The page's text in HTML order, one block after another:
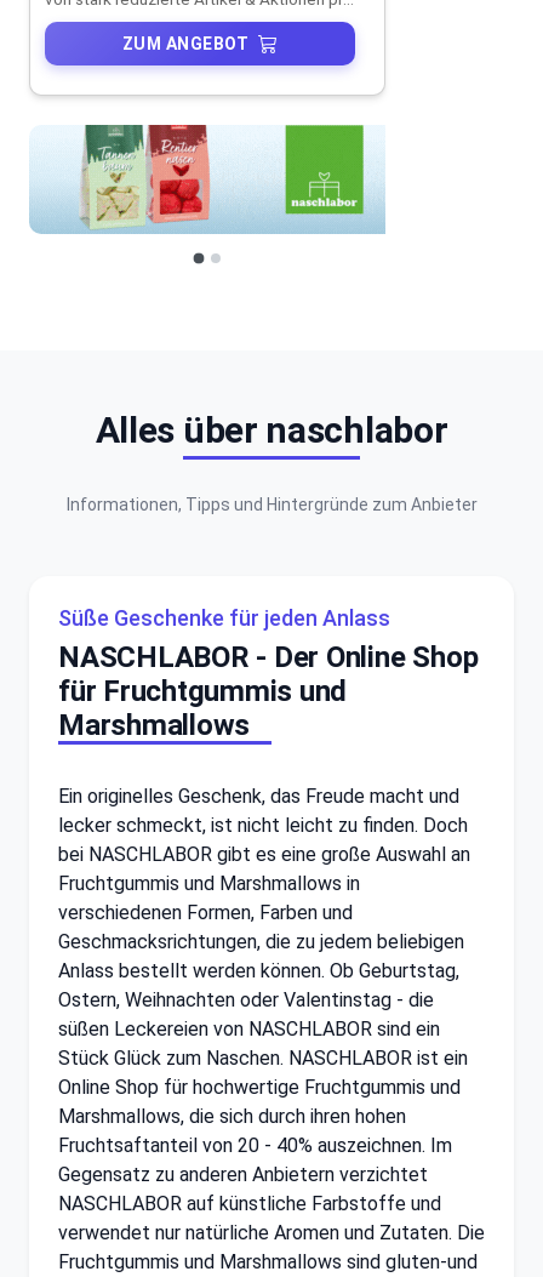
ZUM ANGEBOT
Alles über naschlabor
Informationen, Tipps und Hintergründe zum Anbieter
Süße Geschenke für jeden Anlass
NASCHLABOR - Der Online Shop
für Fruchtgummis und
Marshmallows
Ein originelles Geschenk, das Freude macht und
lecker schmeckt, ist nicht leicht zu finden. Doch
bei NASCHLABOR gibt es eine große Auswahl an
Fruchtgummis und Marshmallows in
verschiedenen Formen, Farben und
Geschmacksrichtungen, die zu jedem beliebigen
Anlass bestellt werden können. Ob Geburtstag,
Ostern, Weihnachten oder Valentinstag - die
süßen Leckereien von NASCHLABOR sind ein
Stück Glück zum Naschen. NASCHLABOR ist ein
Online Shop für hochwertige Fruchtgummis und
Marshmallows, die sich durch ihren hohen
Fruchtsaftanteil von 20 - 40% auszeichnen. Im
Gegensatz zu anderen Anbietern verzichtet
NASCHLABOR auf künstliche Farbstoffe und
verwendet nur natürliche Aromen und Zutaten. Die
Fruchtgummis und Marshmallows sind gluten-und